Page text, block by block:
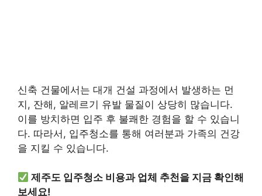
신축 건물에서는 대개 건설 과정에서 발생하는 먼
지, 잔해, 알레르기 유발 물질이 상당히 많습니다.
이를 방치하면 입주 후 불쾌한 경험을 할 수 있습니
다. 따라서, 입주청소를 통해 여러분과 가족의 건강
을 지킬 수 있습니다.
제주도 입주청소 비용과 업체 추천을 지금 확인해
보세요!